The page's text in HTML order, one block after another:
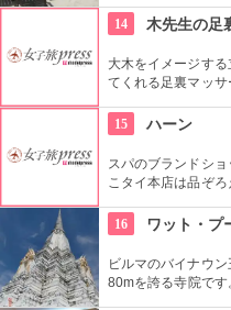
14
木先生の足
大木をイメージす
てくれる足裏マッサ
でみてください（笑
15 ハーン
スパのブランドシ
こタイ本店は品ぞ
16
ワット・プ
ビルマのバイナウ
80mを誇る寺院で